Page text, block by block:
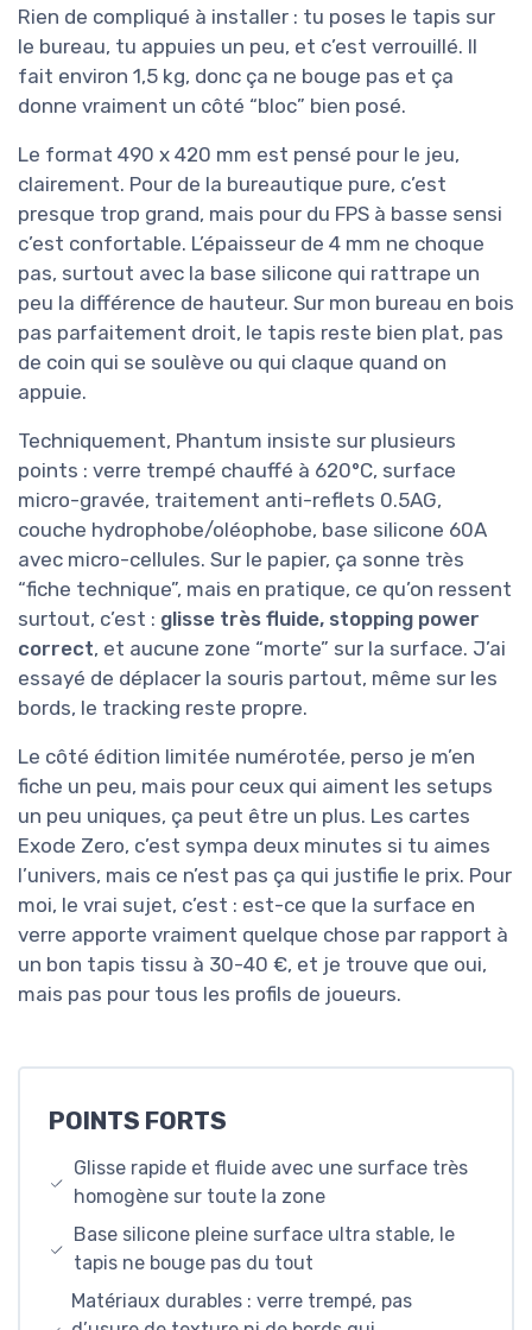
Rien de compliqué à installer : tu poses le tapis sur
le bureau, tu appuies un peu, et c’est verrouillé. Il
fait environ 1,5 kg, donc ça ne bouge pas et ça
donne vraiment un côté “bloc” bien posé.
Le format 490 x 420 mm est pensé pour le jeu,
clairement. Pour de la bureautique pure, c’est
presque trop grand, mais pour du FPS à basse sensi
c’est confortable. L’épaisseur de 4 mm ne choque
pas, surtout avec la base silicone qui rattrape un
peu la différence de hauteur. Sur mon bureau en bois
pas parfaitement droit, le tapis reste bien plat, pas
de coin qui se soulève ou qui claque quand on
appuie.
Techniquement, Phantum insiste sur plusieurs
points : verre trempé chauffé à 620°C, surface
micro-gravée, traitement anti-reflets 0.5AG,
couche hydrophobe/oléophobe, base silicone 60A
avec micro-cellules. Sur le papier, ça sonne très
“fiche technique”, mais en pratique, ce qu’on ressent
surtout, c’est : glisse très fluide, stopping power
correct, et aucune zone “morte” sur la surface. J’ai
essayé de déplacer la souris partout, même sur les
bords, le tracking reste propre.
Le côté édition limitée numérotée, perso je m’en
fiche un peu, mais pour ceux qui aiment les setups
un peu uniques, ça peut être un plus. Les cartes
Exode Zero, c’est sympa deux minutes si tu aimes
l’univers, mais ce n’est pas ça qui justifie le prix. Pour
moi, le vrai sujet, c’est : est-ce que la surface en
verre apporte vraiment quelque chose par rapport à
un bon tapis tissu à 30-40 €, et je trouve que oui,
mais pas pour tous les profils de joueurs.
POINTS FORTS
Glisse rapide et fluide avec une surface très
homogène sur toute la zone
Base silicone pleine surface ultra stable, le
tapis ne bouge pas du tout
Matériaux durables : verre trempé, pas